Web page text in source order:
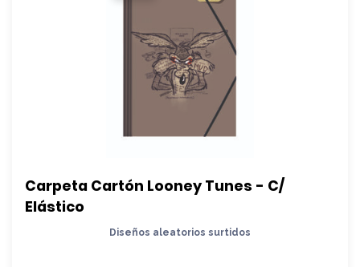
Carpeta Cartón Looney Tunes - C/
Elástico
Diseños aleatorios surtidos